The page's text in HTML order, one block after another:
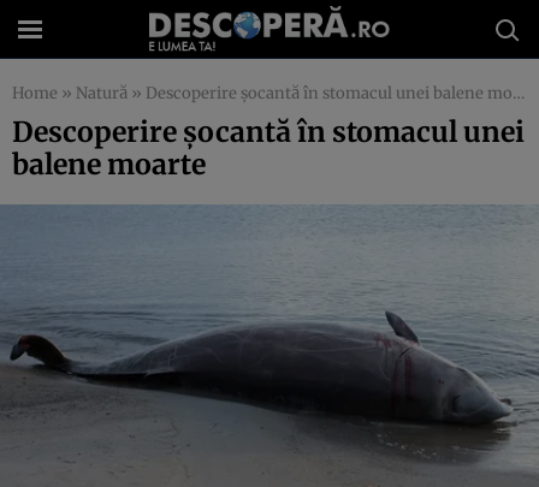
Home » Natură » Descoperire şocantă în stomacul unei balene moarte
Descoperire şocantă în stomacul unei
balene moarte